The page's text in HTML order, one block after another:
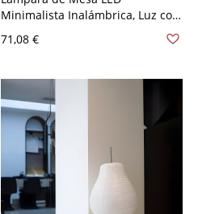
Minimalista Inalámbrica, Luz con
Táctil e IP54 Impermeable - 110 A
71,08 €